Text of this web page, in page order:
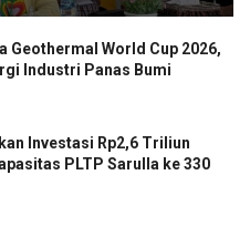
Geothermal World Cup 2026,
Industri Panas Bumi
Investasi Rp2,6 Triliun
PLTP Sarulla ke 330